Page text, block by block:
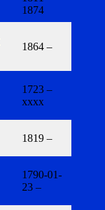
1874
1864 –
1723 –
xxxx
1819 –
1790-01-
23 –